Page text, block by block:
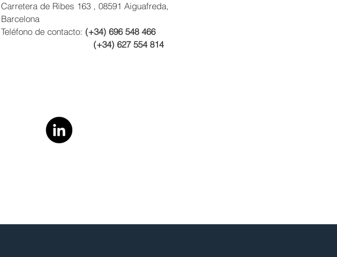
Carretera de Ribes 163 , 08591 Aiguafreda,
Barcelona
Teléfono de contacto: (+34) 696 548 466
(+34) 627 554 814